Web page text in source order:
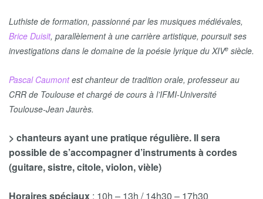
Luthiste de formation, passionné par les musiques médiévales,
Brice Duisit, parallèlement à une carrière artistique, poursuit ses
investigations dans le domaine de la poésie lyrique du XIVe siècle.
Pascal Caumontest chanteur de tradition orale, professeur au
CRR de Toulouse et chargé de cours à l’IFMI-Université
Toulouse-Jean Jaurès.
> chanteurs ayant une pratique régulière. Il sera
possible de s’accompagner d’instruments à cordes
(guitare, sistre, citole, violon, vièle)
Horairesspéciaux : 10h – 13h / 14h30 – 17h30